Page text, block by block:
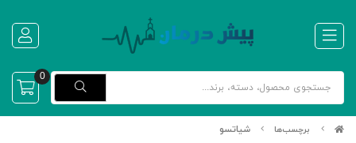
0
برچسب‌ها شیاتسو